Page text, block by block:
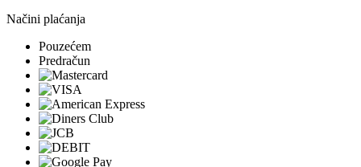
Načini plaćanja
Pouzećem
Predračun